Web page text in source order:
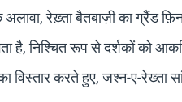
रेख़्ता बैतबाज़ी का ग्रैंड
है, निश्चित रूप से दर्शकों को
विस्तार करते हुए, जश्न-ए-रेख्ता